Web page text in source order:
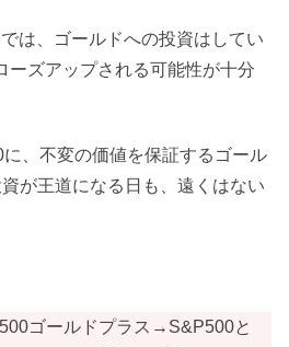
は、ゴールドへの投資はしてい
ーズアップされる可能性が十分
、不変の価値を保証するゴール
資が王道になる日も、遠くはない
ゴールドプラス→S&P500と